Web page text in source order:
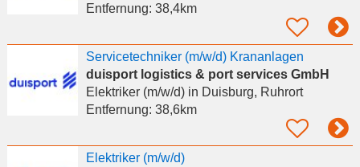
Entfernung: 38,4km
Servicetechniker (m/w/d) Krananlagen
duisport logistics & port services GmbH
Elektriker (m/w/d)in Duisburg, Ruhrort
Entfernung: 38,6km
Elektriker (m/w/d)